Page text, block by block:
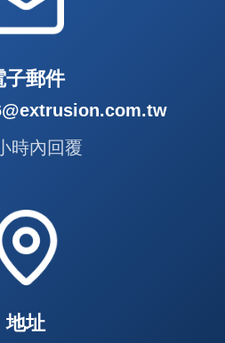
子郵件
時內回覆
地址